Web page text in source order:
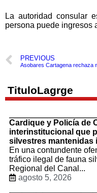
La autoridad consular
persona puede ingresos
PREVIOUS
TituloLagrge
Cardique y Policía de
interinstitucional que
silvestres mantenidas
En una contundente
tráfico ilegal de fauna
Regional del Canal...
agosto 5, 2026